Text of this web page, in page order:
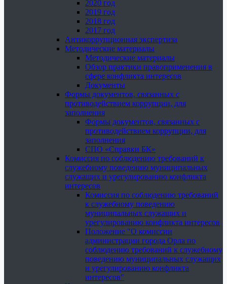
2020 год
2019 год
2018 год
2017 год
Антикоррупционная экспертиза
Методические материалы
Методические материалы
Обзор практики правоприменения в
сфере конфликта интересов
Документы
Формы документов, связанных с
противодействием коррупции, для
заполнения
Формы документов, связанных с
противодействием коррупции, для
заполнения
СПО «Справки БК»
Комиссия по соблюдению требований к
служебному поведению муниципальных
служащих и урегулированию конфликта
интересов
Комиссия по соблюдению требований
к служебному поведению
муниципальных служащих и
урегулированию конфликта интересов
Положение "О комиссии
администрации города Орла по
соблюдению требований к служебному
поведению муниципальных служащих
и урегулированию конфликта
интересов"